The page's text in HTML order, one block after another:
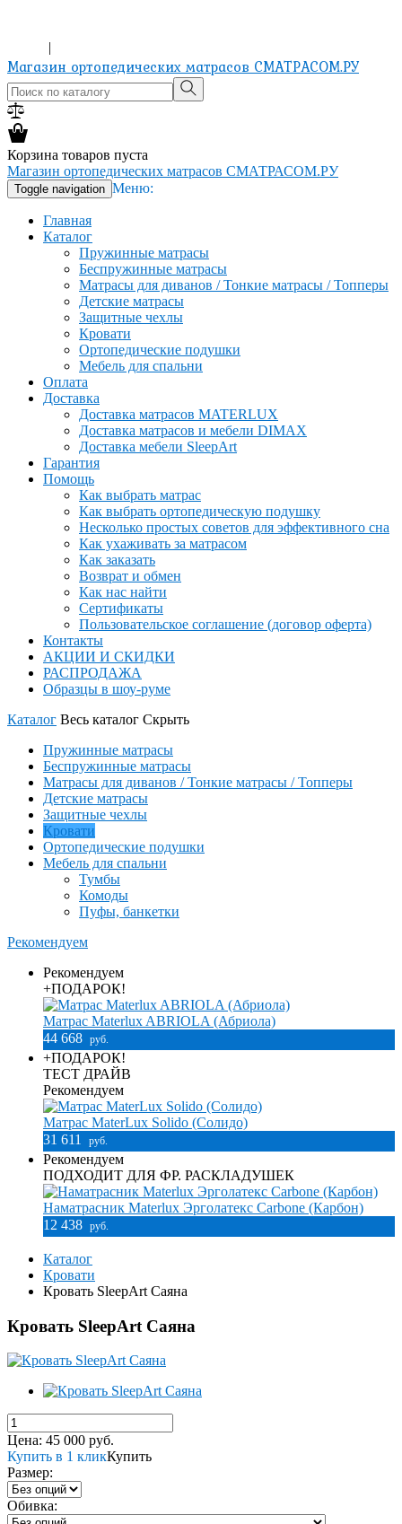
|
Магазин ортопедических матрасов СМАТРАСОМ.РУ
Корзина товаров пуста
Магазин ортопедических матрасов СМАТРАСОМ.РУ
Toggle navigation Меню:
Главная
Каталог
Пружинные матрасы
Беспружинные матрасы
Матрасы для диванов / Тонкие матрасы / Топперы
Детские матрасы
Защитные чехлы
Кровати
Ортопедические подушки
Мебель для спальни
Оплата
Доставка
Доставка матрасов MATERLUX
Доставка матрасов и мебели DIMAX
Доставка мебели SleepArt
Гарантия
Помощь
Как выбрать матрас
Как выбрать ортопедическую подушку
Несколько простых советов для эффективного сна
Как ухаживать за матрасом
Как заказать
Возврат и обмен
Как нас найти
Сертификаты
Пользовательское соглашение (договор оферта)
Контакты
АКЦИИ И СКИДКИ
РАСПРОДАЖА
Образцы в шоу-руме
Каталог Весь каталог Скрыть
Пружинные матрасы
Беспружинные матрасы
Матрасы для диванов / Тонкие матрасы / Топперы
Детские матрасы
Защитные чехлы
Кровати
Ортопедические подушки
Мебель для спальни
Тумбы
Комоды
Пуфы, банкетки
Рекомендуем
Рекомендуем
+ПОДАРОК!
Матрас Materlux ABRIOLA (Абриола)
44 668 руб.
+ПОДАРОК!
ТЕСТ ДРАЙВ
Рекомендуем
Матрас MaterLux Solido (Солидо)
31 611
руб.
Рекомендуем
ПОДХОДИТ ДЛЯ ФР. РАСКЛАДУШЕК
Наматрасник Materlux Эрголатекс Carbone (Карбон)
12 438 руб.
Каталог
Кровати
Кровать SleepArt Саяна
Кровать SleepArt Саяна
Цена: 45 000 руб.
Купить в 1 кликКупить
Размер:
Обивка: